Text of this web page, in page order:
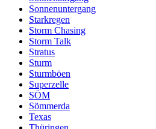
Sonnenuntergang
Starkregen
Storm Chasing
Storm Talk
Stratus
Sturm
Sturmböen
Superzelle
SÖM
Sömmerda
Texas